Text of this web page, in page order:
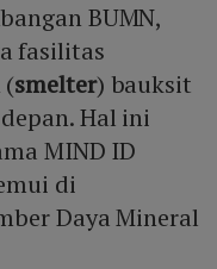
BUMN,
fasilitas
smelter) bauksit
Hal ini
MIND ID
di
Daya Mineral